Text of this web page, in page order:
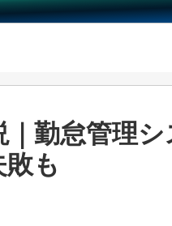
勤怠管理
も